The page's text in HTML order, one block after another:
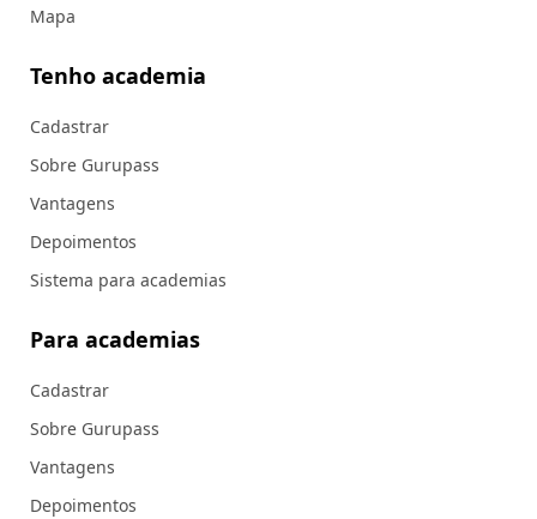
Mapa
Tenho academia
Cadastrar
Sobre Gurupass
Vantagens
Depoimentos
Sistema para academias
Para academias
Cadastrar
Sobre Gurupass
Vantagens
Depoimentos